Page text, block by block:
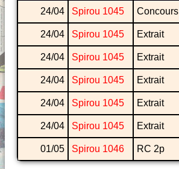
24/04
Spirou 1045 Concours
24/04
Spirou 1045 Extrait
24/04
Spirou 1045 Extrait
24/04
Spirou 1045 Extrait
24/04
Spirou 1045 Extrait
24/04
Spirou 1045 Extrait
01/05
Spirou 1046 RC 2p